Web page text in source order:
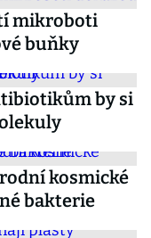
mikroboti
buňky
by si
kosmické
bakterie